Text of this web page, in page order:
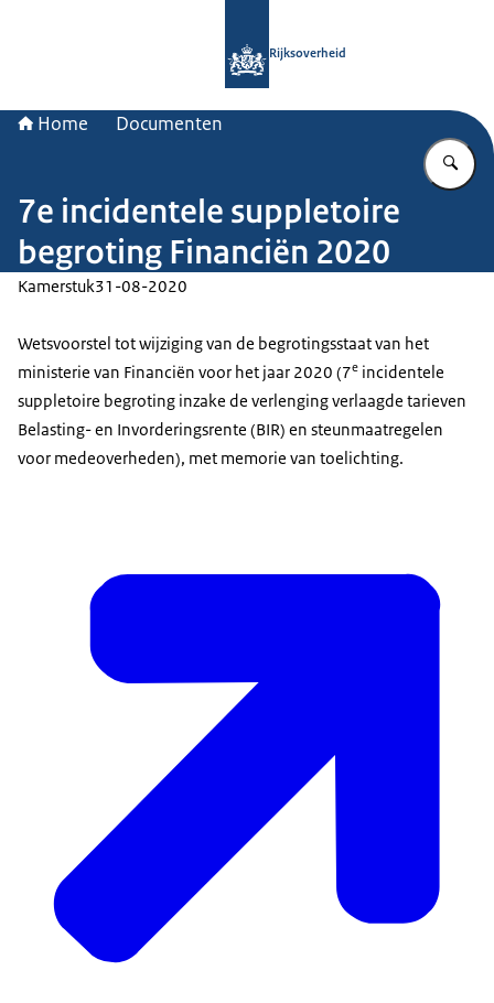
Rijksoverheid
Home Documenten
7e incidentele suppletoire
begroting Financiën 2020
Kamerstuk31-08-2020
Wetsvoorstel tot wijziging van de begrotingsstaat van het
ministerie van Financiën voor het jaar 2020 (7e incidentele
suppletoire begroting inzake de verlenging verlaagde tarieven
Belasting- en Invorderingsrente (BIR) en steunmaatregelen
voor medeoverheden), met memorie van toelichting.